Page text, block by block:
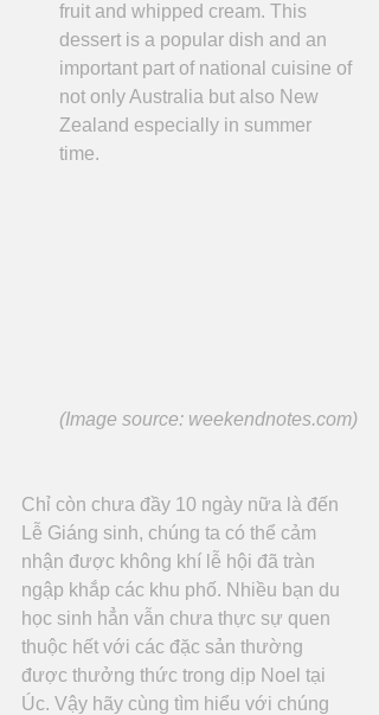
fruit and whipped cream. This
dessert is a popular dish and an
important part of national cuisine of
not only Australia but also New
Zealand especially in summer
time.
(Image source: weekendnotes.com)
Chỉ còn chưa đầy 10 ngày nữa là đến
Lễ Giáng sinh, chúng ta có thể cảm
nhận được không khí lễ hội đã tràn
ngập khắp các khu phố. Nhiều bạn du
học sinh hẳn vẫn chưa thực sự quen
thuộc hết với các đặc sản thường
được thưởng thức trong dịp Noel tại
Úc. Vậy hãy cùng tìm hiểu với chúng